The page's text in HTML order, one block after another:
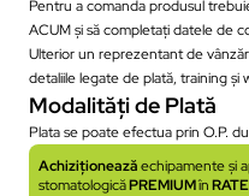
Pentru a comanda produsul
ACUM și să completați datele de
Ulterior un reprezentant de
detaliile legate de plată, training
Modalități de Plată
Plata se poate efectua prin O.P.
Achiziționeazăechipamente și
stomatologicăPREMIUMîn